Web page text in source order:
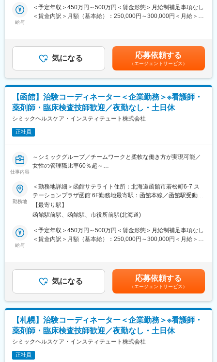
手当もございます。
しい知識を身につけ、スキルアップできる環境を用意していま
す。
CRCとして幅広い経験を積むことや、スペシャリストとして特定
の疾患領域の専門的な経験を積んでいくことも可能です。
また、グループの垣根を超えCRCからSMAやCRAへのキャリアチ
ェンジ、事業の枠をこえ新たなキャリアにチャレンジされている
方もいらっしゃいます。
変更の範囲：会社の定める業務
・治験担当医師の補助
・検査／投薬スケジュール調整、治験データの管理 など
奮闘する医師やスタッフなど携わる相手が多いです。現在治療法
がなく苦しんでいる患者さんに対して薬を届けられたり、最前線
で治療にあたる医師やスタッフのサポートを行え、治験が無事に
など未経験で転職してくる方も多いです。そのため教育体制が充
実しています。入社は原則偶数月と決まっており、同期入社者と
ともに2週間弱本社にて集合研修を行います。会社のことや業務を
遂行する上で必要な法令から実務まで座学中心でロープレを交え
ながら学んでいきます。その後、各拠点に配属され先輩社員から
業務を引継ぎながらOJT担当者とともに医療機関へ同行するな
ど、徐々に業務を身に着けていきます。確認テストやチェックシ
ートを用いながら習熟度を測り、入社後1年程度で一人で担当を持
てるようになります。なお、その後も定期的に中途入社者に対し
てフォローを行う体制が整っています。
・チームワーク：通常は1人で業務にあたることが多いですが、困
ったときや先輩や上司がサポートしてくれるため、安心して進め
られます。また、家族の急な体調不良や突発休の場合にも周囲が
代理対応をしてくれる風土があり、チームワークが強みです。
した。管理職における女性比率も63.6%と、ライフイベントの多
い女性も活躍しやすい環境です。正社員の場合、転勤可能性はあ
給与
＜予定年収＞450万円～500万円＜賃金形態＞月給制補足事項なし
＜賃金内訳＞月額（基本給）：250,000円～300,000円＜月給＞
気になる 応募依頼する
（エージェントサービス）
【函館】治験コーディネーター＜企業勤務＞※看護師・
薬剤師・臨床検査技師歓迎／夜勤なし・土日休
シミックヘルスケア・インスティテュート株式会社
正社員
仕事内容
～シミックグループ／チームワークと柔軟な働き方が実現可能／
女性の管理職比率60％超～
や私たちのQOLを向上させるべく、新しい治療法を開発する必要
があります。今回はそのための治験を実施する際の患者さんおよ
び医療機関のサポートを担う治験コーディネーター（通称CRC）
を募集しています。
・治験被験者である患者さんへの内容説明補助、ケア／相談
・治験担当医師の補助
・検査／投薬スケジュール調整、治験データの管理 など
奮闘する医師やスタッフなど携わる相手が多いです。現在治療法
がなく苦しんでいる患者さんに対して薬を届けられたり、最前線
で治療にあたる医師やスタッフのサポートを行え、治験が無事に
など未経験で転職してくる方も多いです。そのため教育体制が充
実しています。入社は原則偶数月と決まっており、同期入社者と
ともに2週間弱本社にて集合研修を行います。会社のことや業務を
遂行する上で必要な法令から実務まで座学中心でロープレを交え
ながら学んでいきます。その後、各拠点に配属され先輩社員から
業務を引継ぎながらOJT担当者とともに医療機関へ同行するな
勤務地
＜勤務地詳細＞函館サテライト住所：北海道函館市若松町6-7 ス
テーションプラザ函館 6F勤務地最寄駅：函館本線／函館駅受動喫
煙対策：屋内全面禁煙変更の範囲：会社の定める事業所
【最寄り駅】
函館駅前駅、函館駅、市役所前駅(北海道)
給与
＜予定年収＞450万円～500万円＜賃金形態＞月給制補足事項なし
＜賃金内訳＞月額（基本給）：250,000円～300,000円＜月給＞
気になる 応募依頼する
（エージェントサービス）
【札幌】治験コーディネーター＜企業勤務＞※看護師・
薬剤師・臨床検査技師歓迎／夜勤なし・土日休
シミックヘルスケア・インスティテュート株式会社
正社員